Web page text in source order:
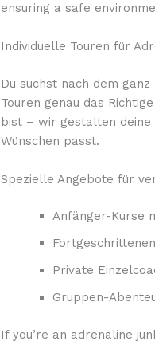
ensuring a safe
Individuelle Touren für
Du suchst nach dem
Touren genau das
bist – wir gestalten deine
Wünschen passt.
Spezielle Angebote für
Anfänger-Kurse
Private
Gruppen-
If you’re an adrenaline